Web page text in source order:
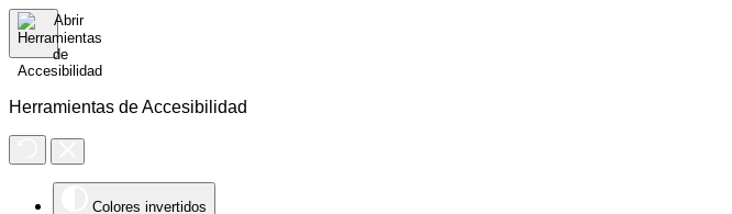
Herramientas de Accesibilidad
Colores invertidos